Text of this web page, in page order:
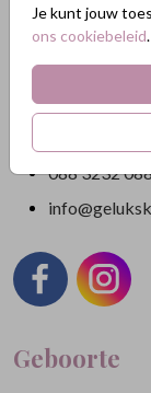
Je kunt jouw
ons cookiebeleid.
Nikkelweg
2401MM
Nederland
KVK:
BTW:
088 3232
Geboorte